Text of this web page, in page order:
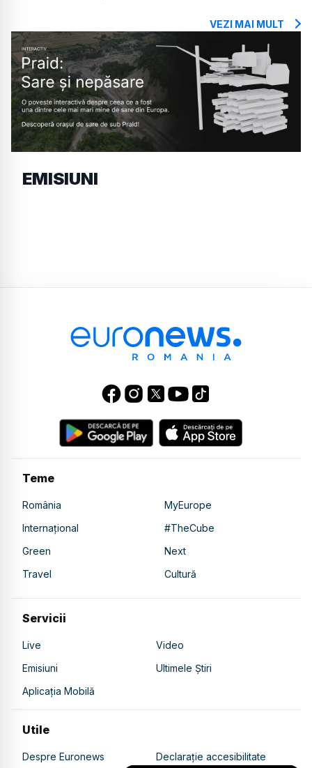
VEZI MAI MULT
EMISIUNI
Teme
România
MyEurope
Internațional
#TheCube
Green
Next
Travel
Cultură
Servicii
Live
Video
Emisiuni
Ultimele Știri
Aplicația Mobilă
Utile
Despre Euronews Declarație accesibilitate